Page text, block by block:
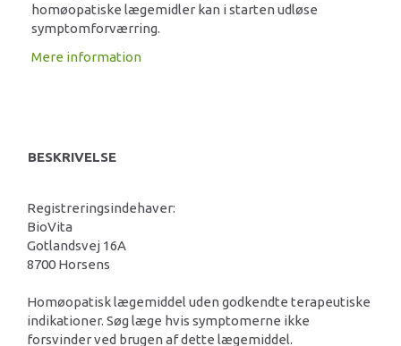
homøopatiske lægemidler kan i starten udløse
symptomforværring.
Mere information
BESKRIVELSE
Registreringsindehaver:
BioVita
Gotlandsvej 16A
8700 Horsens
Homøopatisk lægemiddel uden godkendte terapeutiske
indikationer. Søg læge hvis symptomerne ikke
forsvinder ved brugen af dette lægemiddel.